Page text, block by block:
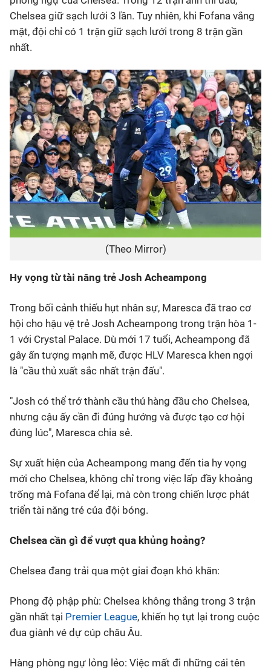
Chelsea giữ sạch lưới 3 lần. Tuy nhiên, khi Fofana vắng
mặt, đội chỉ có 1 trận giữ sạch lưới trong 8 trận gần
nhất.
(Theo Mirror)
Hy vọng từ tài năng trẻ Josh Acheampong
Trong bối cảnh thiếu hụt nhân sự, Maresca đã trao cơ
hội cho hậu vệ trẻ Josh Acheampong trong trận hòa 1-
1 với Crystal Palace. Dù mới 17 tuổi, Acheampong đã
gây ấn tượng mạnh mẽ, được HLV Maresca khen ngợi
là "cầu thủ xuất sắc nhất trận đấu".
"Josh có thể trở thành cầu thủ hàng đầu cho Chelsea,
nhưng cậu ấy cần đi đúng hướng và được tạo cơ hội
đúng lúc", Maresca chia sẻ.
Sự xuất hiện của Acheampong mang đến tia hy vọng
mới cho Chelsea, không chỉ trong việc lấp đầy khoảng
trống mà Fofana để lại, mà còn trong chiến lược phát
triển tài năng trẻ của đội bóng.
Chelsea cần gì để vượt qua khủng hoảng?
Chelsea đang trải qua một giai đoạn khó khăn:
Phong độ phập phù: Chelsea không thắng trong 3 trận
gần nhất tại Premier League, khiến họ tụt lại trong cuộc
đua giành vé dự cúp châu Âu.
Hàng phòng ngự lỏng lẻo: Việc mất đi những cái tên